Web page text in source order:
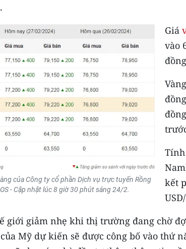
của Công ty cổ phần Dịch vụ trực tuyến Rồng
- Cập nhật lúc 8 giờ 30 phút sáng 24/2.
Giá
vào
kết
giới giảm nhẹ khi thị trường đang chờ
của Mỹ dự kiến sẽ được công bố vào thứ